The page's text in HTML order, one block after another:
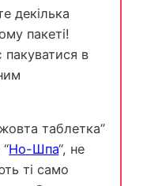
декілька
пакеті!
в
таблетка”
Но-Шпа“, не
ті само